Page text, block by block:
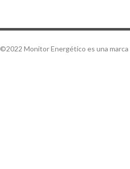
©2022 Monitor Energético es una